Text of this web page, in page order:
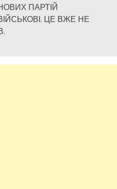
ПАРТІЙ
ЦЕ ВЖЕ НЕ